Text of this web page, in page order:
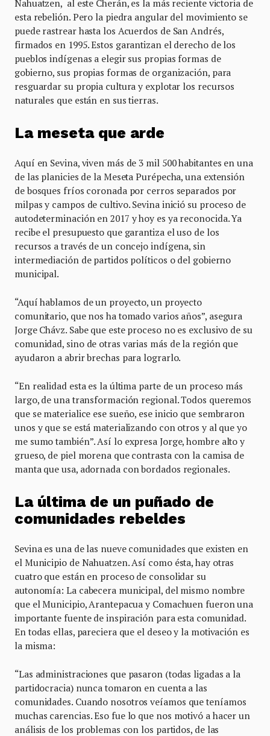
Nahuatzen, al este Cherán, es la más reciente victoria de
esta rebelión. Pero la piedra angular del movimiento se
puede rastrear hasta los Acuerdos de San Andrés,
firmados en 1995. Estos garantizan el derecho de los
pueblos indígenas a elegir sus propias formas de
gobierno, sus propias formas de organización, para
resguardar su propia cultura y explotar los recursos
naturales que están en sus tierras.
La meseta que arde
Aquí en Sevina, viven más de 3 mil 500 habitantes en una
de las planicies de la Meseta Purépecha, una extensión
de bosques fríos coronada por cerros separados por
milpas y campos de cultivo. Sevina inició su proceso de
autodeterminación en 2017 y hoy es ya reconocida. Ya
recibe el presupuesto que garantiza el uso de los
recursos a través de un concejo indígena, sin
intermediación de partidos políticos o del gobierno
municipal.
“Aquí hablamos de un proyecto, un proyecto
comunitario, que nos ha tomado varios años”, asegura
Jorge Chávz. Sabe que este proceso no es exclusivo de su
comunidad, sino de otras varias más de la región que
ayudaron a abrir brechas para lograrlo.
“En realidad esta es la última parte de un proceso más
largo, de una transformación regional. Todos queremos
que se materialice ese sueño, ese inicio que sembraron
unos y que se está materializando con otros y al que yo
me sumo también”. Así lo expresa Jorge, hombre alto y
grueso, de piel morena que contrasta con la camisa de
manta que usa, adornada con bordados regionales.
La última de un puñado de
comunidades rebeldes
Sevina es una de las nueve comunidades que existen en
el Municipio de Nahuatzen. Así como ésta, hay otras
cuatro que están en proceso de consolidar su
autonomía: La cabecera municipal, del mismo nombre
que el Municipio, Arantepacua y Comachuen fueron una
importante fuente de inspiración para esta comunidad.
En todas ellas, pareciera que el deseo y la motivación es
la misma:
“Las administraciones que pasaron (todas ligadas a la
partidocracia) nunca tomaron en cuenta a las
comunidades. Cuando nosotros veíamos que teníamos
muchas carencias. Eso fue lo que nos motivó a hacer un
análisis de los problemas con los partidos, de las